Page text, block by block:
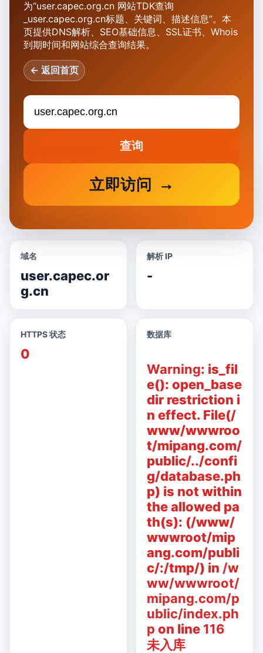
为“user.capec.org.cn 网站TDK查询
_user.capec.org.cn标题、关键词、描述信息”。本
页提供DNS解析、SEO基础信息、SSL证书、Whois
到期时间和网站综合查询结果。
← 返回首页
查询
立即访问
域名
user.capec.or
g.cn
解析 IP
-
HTTPS 状态
0
数据库
Warning: is_fil
e(): open_base
dir restriction i
n effect. File(/
www/wwwroo
t/mipang.com/
public/../confi
g/database.ph
p) is not within
the allowed pa
th(s): (/www/
wwwroot/mip
ang.com/publi
c/:/tmp/) in /w
ww/wwwroot/
mipang.com/p
ublic/index.ph
p on line 116
未入库